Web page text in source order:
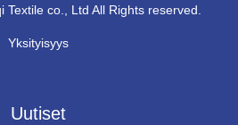
Textile co., Ltd All Rights reserved.
Yksityisyys
Uutiset